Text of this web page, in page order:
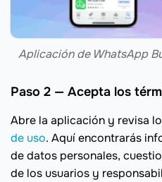
Aplicación de WhatsApp
Paso 2 — Acepta los
Abre la aplicación y revisa
de uso. Aquí encontrarás
de datos personales,
de los usuarios y